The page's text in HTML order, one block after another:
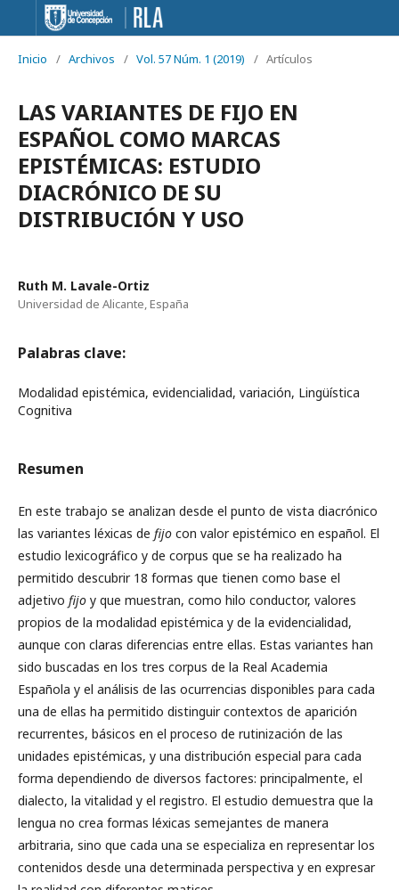
Inicio / Archivos / Vol. 57 Núm. 1 (2019) / Artículos
LAS VARIANTES DE FIJO EN
ESPAÑOL COMO MARCAS
EPISTÉMICAS: ESTUDIO
DIACRÓNICO DE SU
DISTRIBUCIÓN Y USO
Ruth M. Lavale-Ortiz
Universidad de Alicante, España
Palabras clave:
Modalidad epistémica, evidencialidad, variación, Lingüística
Cognitiva
Resumen
En este trabajo se analizan desde el punto de vista diacrónico
las variantes léxicas de fijo con valor epistémico en español. El
estudio lexicográfico y de corpus que se ha realizado ha
permitido descubrir 18 formas que tienen como base el
adjetivo fijo y que muestran, como hilo conductor, valores
propios de la modalidad epistémica y de la evidencialidad,
aunque con claras diferencias entre ellas. Estas variantes han
sido buscadas en los tres corpus de la Real Academia
Española y el análisis de las ocurrencias disponibles para cada
una de ellas ha permitido distinguir contextos de aparición
recurrentes, básicos en el proceso de rutinización de las
unidades epistémicas, y una distribución especial para cada
forma dependiendo de diversos factores: principalmente, el
dialecto, la vitalidad y el registro. El estudio demuestra que la
lengua no crea formas léxicas semejantes de manera
arbitraria, sino que cada una se especializa en representar los
contenidos desde una determinada perspectiva y en expresar